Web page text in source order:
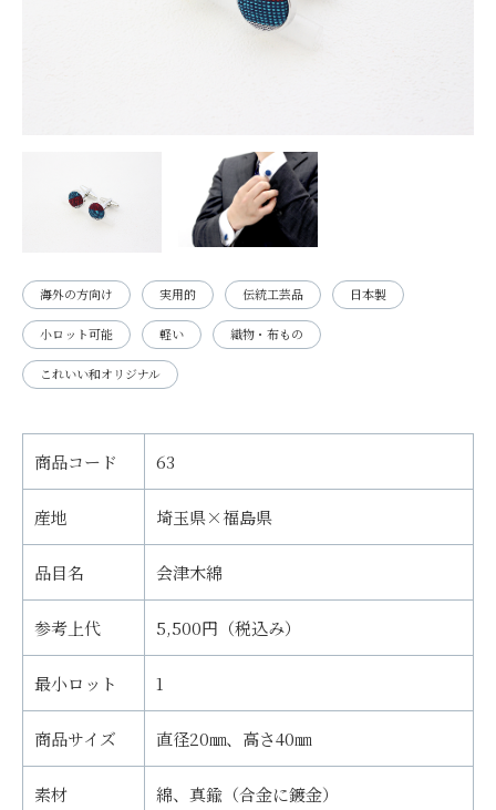
海外の方向け 実用的 伝統工芸品 日本製
小ロット可能 軽い 織物・布もの
これいい和オリジナル
商品コード 63
産地 埼玉県×福島県
品目名 会津木綿
参考上代 5,500円（税込み）
最小ロット 1
商品サイズ 直径20㎜、高さ40㎜
素材 綿、真鍮（合金に鍍金）